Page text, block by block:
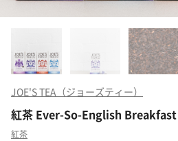
JOE'S TEA（ジョーズティー）
紅茶 Ever-So-English Breakfast
紅茶